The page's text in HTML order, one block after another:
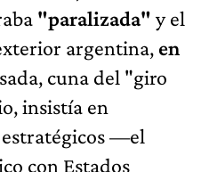
"paralizada" y el
argentina, en
cuna del "giro
insistía en
—el
con Estados